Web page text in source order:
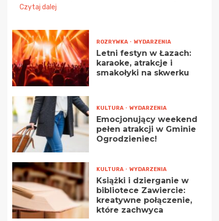
Czytaj dalej
ROZRYWKA WYDARZENIA
Letni festyn w Łazach:
karaoke, atrakcje i
smakołyki na skwerku
KULTURA WYDARZENIA
Emocjonujący weekend
pełen atrakcji w Gminie
Ogrodzieniec!
KULTURA WYDARZENIA
Książki i dzierganie w
bibliotece Zawiercie:
kreatywne połączenie,
które zachwyca